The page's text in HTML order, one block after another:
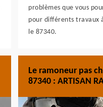
problèmes que vous
pour différents travaux
le 87340.
Le ramoneur pas
87340 : ARTISAN